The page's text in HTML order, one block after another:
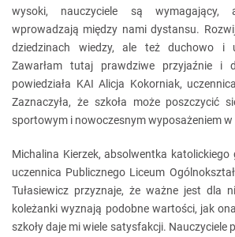
wysoki, nauczyciele są wymagający,
wprowadzają między nami dystansu.
dziedzinach wiedzy, ale też duchowo i
Zawarłam tutaj prawdziwe przyjaźnie i
powiedziała KAI Alicja Kokorniak,
Zaznaczyła, że szkoła może poszczycić
sportowym i nowoczesnym wyposażeniem w
Michalina Kierzek, absolwentka katolickiego
uczennica Publicznego Liceum
Tułasiewicz przyznaje, że ważne jest dla
koleżanki wyznają podobne wartości, jak
szkoły daje mi wiele satysfakcji. Nauczyciele